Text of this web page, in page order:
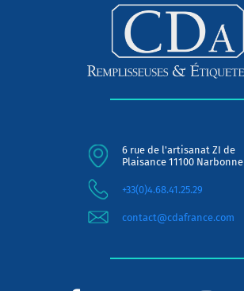
6 rue de l'artisanat ZI de
Plaisance 11100 Narbonne
+33(0)4.68.41.25.29
contact@cdafrance.com